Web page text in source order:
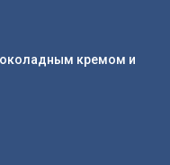
кремом и